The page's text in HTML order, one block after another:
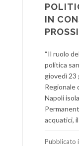
IN
“Il ruolo
politica
giovedì 23
Regionale
Napoli
acquatici,
Pubblicato